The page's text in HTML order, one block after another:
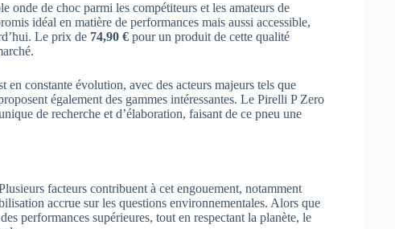
onde de choc parmi les compétiteurs et les amateurs de
idéal en matière de performances mais aussi accessible,
Le prix de 74,90 € pour un produit de cette qualité
constante évolution, avec des acteurs majeurs tels que
également des gammes intéressantes. Le Pirelli P Zero
de recherche et d’élaboration, faisant de ce pneu une
facteurs contribuent à cet engouement, notamment
accrue sur les questions environnementales. Alors que
performances supérieures, tout en respectant la planète, le